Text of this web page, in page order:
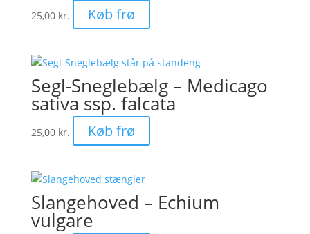
25,00 kr. Køb frø
Segl-Sneglebælg – Medicago
sativa ssp. falcata
25,00 kr. Køb frø
Slangehoved – Echium
vulgare